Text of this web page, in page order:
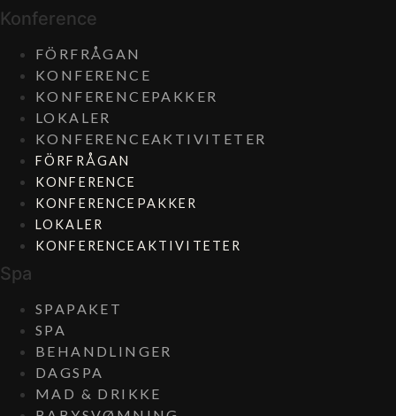
Konference
FÖRFRÅGAN
KONFERENCE
KONFERENCEPAKKER
LOKALER
KONFERENCEAKTIVITETER
FÖRFRÅGAN
KONFERENCE
KONFERENCEPAKKER
LOKALER
KONFERENCEAKTIVITETER
Spa
SPAPAKET
SPA
BEHANDLINGER
DAGSPA
MAD & DRIKKE